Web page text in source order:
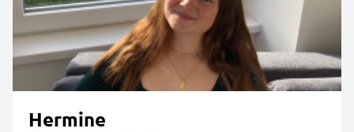
Hermine